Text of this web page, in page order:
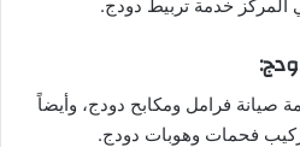
المركز خدمة تربيط دودج.
صيانة فرامل ومكابح دودج، وأيضاً
فحمات وهوبات دودج.